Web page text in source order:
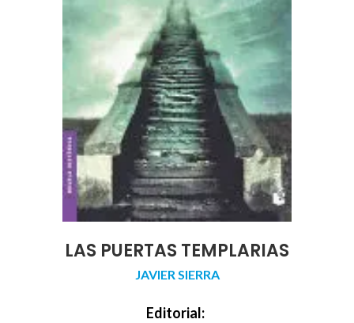
LAS PUERTAS TEMPLARIAS
JAVIER SIERRA
Editorial: